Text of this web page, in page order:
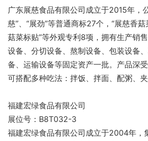
广东展慈食品有限公司成立于2015年，
慈”、“展劲”等普通商标27个，“展慈香菇
菇菜标贴”等外观专利8项，拥有生产销
设备、分切设备、熬制设备、包装设备
备、运输设备等固定资产一批。产品深
可搭配多种吃法：拌饭、拌面、配粥、夹
福建宏绿食品有限公司
展位号：B8T032-3
福建宏绿食品有限公司成立于2004年，